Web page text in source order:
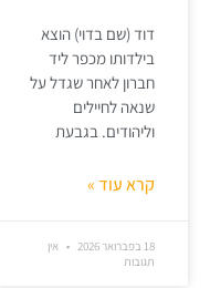
דוד (שם בדוי) הוצא
בילדותו מכפר ליד
חברון לאחר שגדל על
שנאה לחיילים
וליהודים. בגבעת
קרא עוד »
18 בפברואר 2026
אין
תגובות